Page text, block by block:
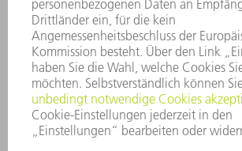
HINWEISGEBERSYSTEM
SECURITY
PRESSEMITTEILUNGEN
MAGAZINE
LIEFERANTEN
NACHHALTIGKEIT
UMWELT & KLIMA
SOZIALES & GESELLSCHAFT
UNTERNEHMENSFÜHRUNG